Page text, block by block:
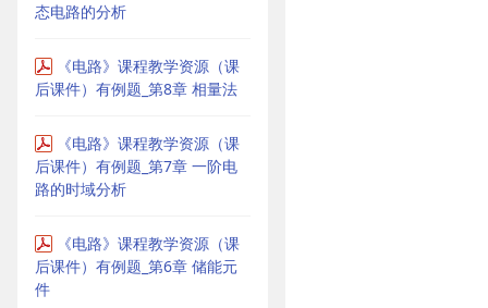
态电路的分析
《电路》课程教学资源（课
后课件）有例题_第8章 相量法
《电路》课程教学资源（课
后课件）有例题_第7章 一阶电
路的时域分析
《电路》课程教学资源（课
后课件）有例题_第6章 储能元
件